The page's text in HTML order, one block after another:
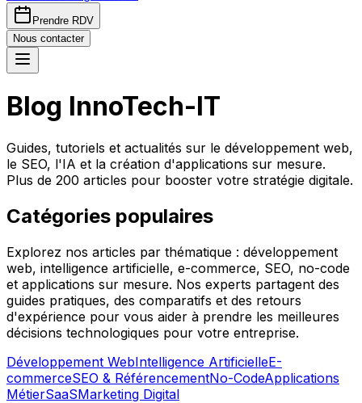
Prendre RDV
Nous contacter
Blog InnoTech-IT
Guides, tutoriels et actualités sur le développement web,
le SEO, l'IA et la création d'applications sur mesure.
Plus de 200 articles pour booster votre stratégie digitale.
Catégories populaires
Explorez nos articles par thématique : développement
web, intelligence artificielle, e-commerce, SEO, no-code
et applications sur mesure. Nos experts partagent des
guides pratiques, des comparatifs et des retours
d'expérience pour vous aider à prendre les meilleures
décisions technologiques pour votre entreprise.
Développement WebIntelligence ArtificielleE-
commerceSEO & RéférencementNo-CodeApplications
MétierSaaSMarketing Digital